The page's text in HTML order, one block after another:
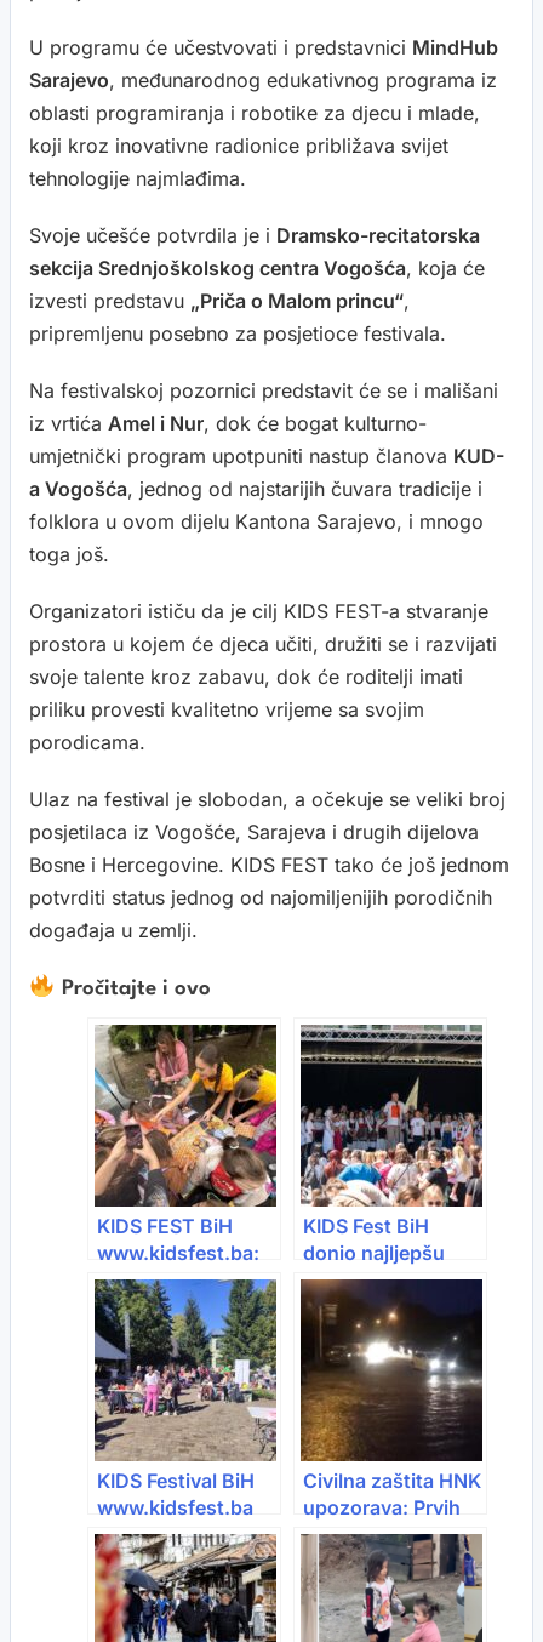
U programu će učestvovati i predstavnici MindHub
Sarajevo, međunarodnog edukativnog programa iz
oblasti programiranja i robotike za djecu i mlade,
koji kroz inovativne radionice približava svijet
tehnologije najmlađima.
Svoje učešće potvrdila je i Dramsko-recitatorska
sekcija Srednjoškolskog centra Vogošća, koja će
izvesti predstavu „Priča o Malom princu“,
pripremljenu posebno za posjetioce festivala.
Na festivalskoj pozornici predstavit će se i mališani
iz vrtića Amel i Nur, dok će bogat kulturno-
umjetnički program upotpuniti nastup članova KUD-
a Vogošća, jednog od najstarijih čuvara tradicije i
folklora u ovom dijelu Kantona Sarajevo, i mnogo
toga još.
Organizatori ističu da je cilj KIDS FEST-a stvaranje
prostora u kojem će djeca učiti, družiti se i razvijati
svoje talente kroz zabavu, dok će roditelji imati
priliku provesti kvalitetno vrijeme sa svojim
porodicama.
Ulaz na festival je slobodan, a očekuje se veliki broj
posjetilaca iz Vogošće, Sarajeva i drugih dijelova
Bosne i Hercegovine. KIDS FEST tako će još jednom
potvrditi status jednog od najomiljenijih porodičnih
događaja u zemlji.
Pročitajte i ovo
KIDS FEST BiH
www.kidsfest.ba:
Najveći dječiji
festival u Bosni i
Hercegovini
okuplja 10.000+
posjetilaca
KIDS Fest BiH
donio najljepšu
razglednicu dječije
radosti, znanja i
zajedništva u
Vogošću
KIDS Festival BiH
www.kidsfest.ba
još jednom
pokazao zašto je
najvoljeniji dječiji
festival u BiH
Civilna zaštita HNK
upozorava: Prvih
dana januara stiže
“težak” val
vremena